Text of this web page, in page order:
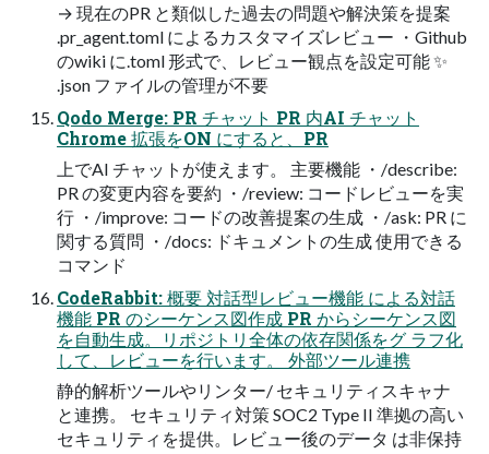
→ 現在のPR と類似した過去の問題や解決策を提案
.pr_agent.toml によるカスタマイズレビュー ・Github
のwiki に.toml 形式で、レビュー観点を設定可能 ✨
.json ファイルの管理が不要
Qodo Merge: PR チャット PR 内AI チャット
Chrome 拡張をON にすると、PR
上でAI チャットが使えます。 主要機能 ・/describe:
PR の変更内容を要約 ・/review: コードレビューを実
行 ・/improve: コードの改善提案の生成 ・/ask: PR に
関する質問 ・/docs: ドキュメントの生成 使用できる
コマンド
CodeRabbit: 概要 対話型レビュー機能 による対話
機能 PR のシーケンス図作成 PR からシーケンス図
を自動生成。リポジトリ全体の依存関係をグ ラフ化
して、レビューを行います。 外部ツール連携
静的解析ツールやリンター/ セキュリティスキャナ
と連携。 セキュリティ対策 SOC2 Type II 準拠の高い
セキュリティを提供。レビュー後のデータ は非保持